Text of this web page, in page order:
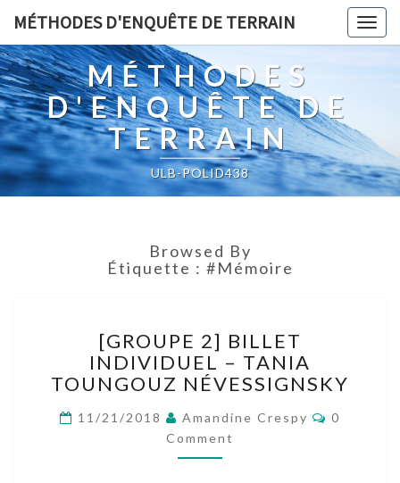
MÉTHODES D'ENQUÊTE DE TERRAIN
MÉTHODES
D'ENQUÊTE DE
TERRAIN
ULB-POLID438
Browsed By
Étiquette : #mémoire
2]
BILLET
INDIVIDUEL
TANIA
TOUNGOUZ
NÉVESSIGNSKY
[GROUPE 2] BILLET
INDIVIDUEL – TANIA
TOUNGOUZ NÉVESSIGNSKY
11/21/2018 Amandine Crespy
0
Comment